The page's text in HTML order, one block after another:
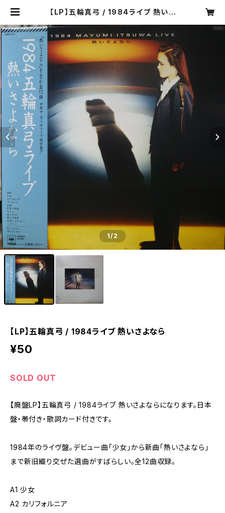
【LP】五輪真弓 / 1984ライブ 熱いさ
1/2
【LP】五輪真弓 / 1984ライブ 熱いさよなら
¥50
SOLD OUT
【廃盤LP】五輪真弓 / 1984ライブ 熱いさよならになります。日本
盤・帯付き・歌詞カード付きです。
1984年のライヴ盤。デビュー曲「少女」から新曲「熱いさよなら」
まで新旧織り交ぜた選曲がすばらしい。全12曲収録。
A1 少女
A2 カリフォルニア